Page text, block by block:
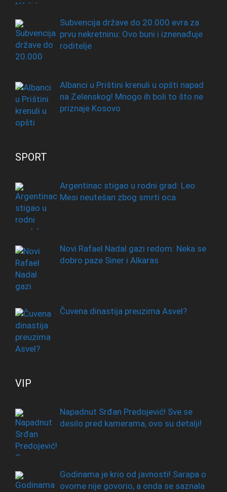
Subvencija države do 20.000 evra za
prvu nekretninu: Ovo buni i iznenađuje
roditelje
Albanci u Prištini krenuli u opšti napad
na Zelenskog! Mnogo ih boli to što ne
priznaje Kosovo
SPORT
Argentinac stigao u rodni grad: Leo
Mesi neutešan zbog smrti oca
Novi Rafael Nadal gazi redom: Neka se
dobro paze Siner i Alkaras
Čuvena dinastija preuzima Asvel?
VIP
Napadnut Srđan Predojević! Sve se
desilo pred kamerama, ovo su detalji!
Godinama je krio od javnosti! Sarapa o
ovome nije govorio, a onda se saznala